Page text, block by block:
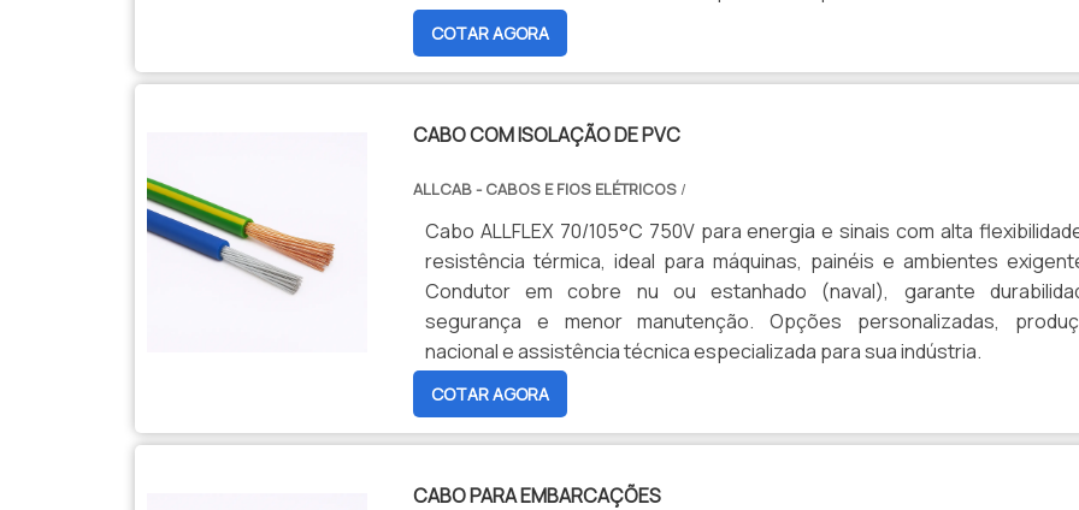
COTAR AGORA
CABO COM ISOLAÇÃO DE PVC
ALLCAB - CABOS E FIOS ELÉTRICOS/
Cabo ALLFLEX 70/105°C 750V para energia e sinais com alta
resistência térmica, ideal para máquinas, painéis e ambientes
Condutor em cobre nu ou estanhado (naval), garante
segurança e menor manutenção. Opções personalizadas,
nacional e assistência técnica especializada para sua indústria.
COTAR AGORA
CABO PARA EMBARCAÇÕES